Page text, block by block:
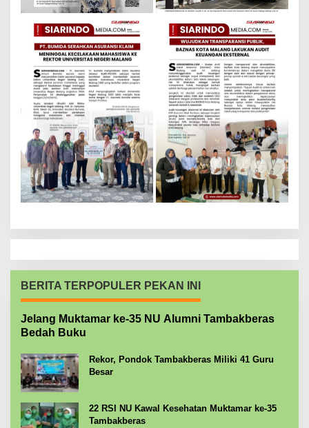
BERITA TERPOPULER PEKAN INI
Jelang Muktamar ke-35 NU Alumni Tambakberas
Bedah Buku
Rekor, Pondok Tambakberas Miliki 41 Guru
Besar
22 RSI NU Kawal Kesehatan Muktamar ke-35
Tambakberas